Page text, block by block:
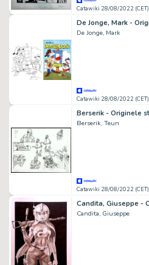
Catawiki 28/08/2022 (CET)
De Jonge, Mark
Catawiki 28/08/2022 (CET)
Berserik, Teun
Catawiki 28/08/2022 (CET)
Candita, Giuseppe